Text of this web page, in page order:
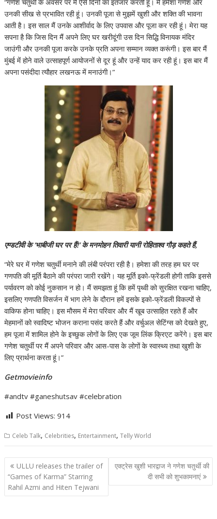
“गणेश चतुर्थी के अवसर पर मैं ऐसे दिनों का इंतजार करती हूं। मैं हमेशा गणेश और
उनकी सीख से प्रभावित रही हूं। उनकी पूजा से मुझमें खुशी और शक्ति की भावना
आती है। इस साल मैं उनके आशीर्वाद के लिए उपवास और पूजा कर रही हूं। मेरा यह
सपना है कि जिस दिन मैं अपने लिए घर खरीदूंगी उस दिन सिद्धि विनायक मंदिर
जाउंगी और उनकी पूजा करके उनके प्रति अपना सम्मान व्यक्त करूंगी। इस बार मैं
मुंबई में होने वाले उत्साहपूर्ण आयोजनों से दूर हूं और उन्हें याद कर रही हूं। इस बार मैं
अपना पसंदीदा त्यौहार लखनऊ में मनाउंगी।”
एण्डटीवी के ‘भाबीजी घर पर हैं!‘ के मनमोहन तिवारी यानी रोहिताश्व गौड़ कहते हैं,
“मेरे घर में गणेश चतुर्थी मनाने की लंबी परंपरा रही है। हमेशा की तरह हम घर पर
गणपति की मूर्ति बैठाने की परंपरा जारी रखेंगे। यह मूर्ति इको-फ्रेंडली होगी ताकि इससे
पर्यावरण को कोई नुकसान न हो। मैं समझता हूं कि हमें पृथ्वी को सुरक्षित रखना चाहिए,
इसलिए गणपति विसर्जन में भाग लेने के दौरान हमें इसके इको-फ्रेंडली विकल्पों से
वाकिफ होना चाहिए। इस मौसम में मेरा परिवार और मैं खूब उत्साहित रहते हैं और
मेहमानों को स्वादिष्ट भोजन कराना पसंद करते हैं और वर्चुअल सेटिंग्स को देखते हुए,
हम पूजा में शामिल होने के इच्छुक लोगों के लिए एक जूम लिंक क्रिएट करेंगे। इस बार
गणेश चतुर्थी पर मैं अपने परिवार और आस-पास के लोगों के स्वास्थ्य तथा खुशी के
लिए प्रार्थना करता हूं।”
Getmovieinfo
#andtv #ganeshutsav #celebration
Post Views: 914
Celeb Talk, Celebrities, Entertainment,Telly World
Post
navigation
ULLU releases the trailer of
“Games of Karma” Starring
Rahil Azmi and Hiten Tejwani
एक्ट्रेस खुशी भारद्वाज ने गणेश चतुर्थी की
दी सभी को शुभकामनाएं